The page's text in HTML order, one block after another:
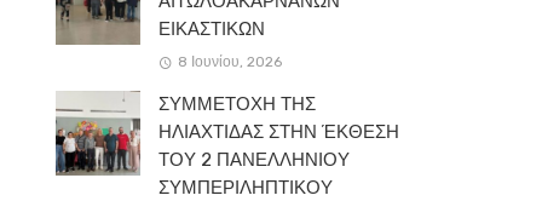
ΕΙΚΑΣΤΙΚΩΝ
8 Ιουνίου, 2026
ΣΥΜΜΕΤΟΧΗ ΤΗΣ
ΗΛΙΑΧΤΙΔΑΣ ΣΤΗΝ ΈΚΘΕΣΗ
ΤΟΥ 2 ΠΑΝΕΛΛΗΝΙΟΥ
ΣΥΜΠΕΡΙΛΗΠΤΙΚΟΥ